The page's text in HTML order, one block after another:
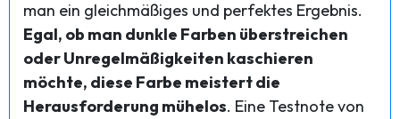
man ein gleichmäßiges und perfektes Ergebnis.
Egal, ob man dunkle Farben überstreichen
oder Unregelmäßigkeiten kaschieren
möchte, diese Farbe meistert die
Herausforderung mühelos. Eine Testnote von